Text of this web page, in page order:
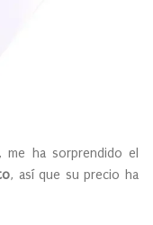
me ha sorprendido el
, así que su precio ha